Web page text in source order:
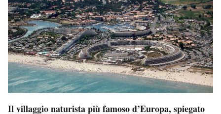
Il villaggio naturista più famoso d’Europa, spiegato